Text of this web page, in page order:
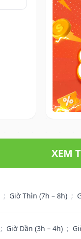
XEM
; Giờ Thìn (7h – 8h) ;
; Giờ Dần (3h – 4h) ;